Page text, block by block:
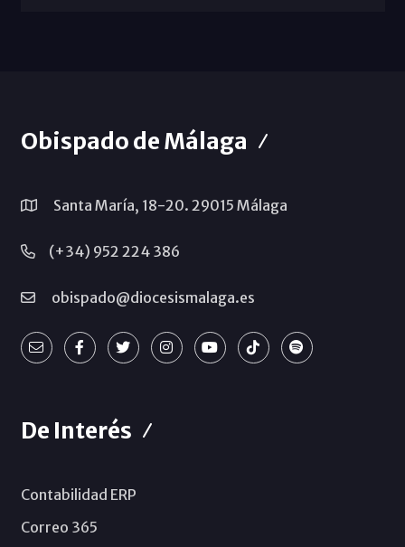
Obispado de Málaga
Santa María, 18-20. 29015 Málaga
(+34) 952 224 386
obispado@diocesismalaga.es
De Interés
Contabilidad ERP
Correo 365